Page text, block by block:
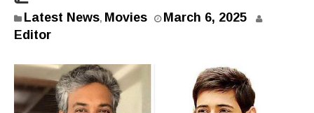
Latest News, Movies March 6, 2025
Editor